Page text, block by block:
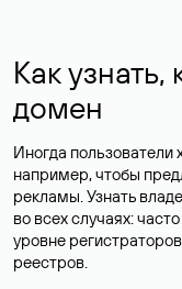
Как
домен
Иногда пользователи
например, чтобы
рекламы. Узнать
во всех случаях:
уровне
реестров.